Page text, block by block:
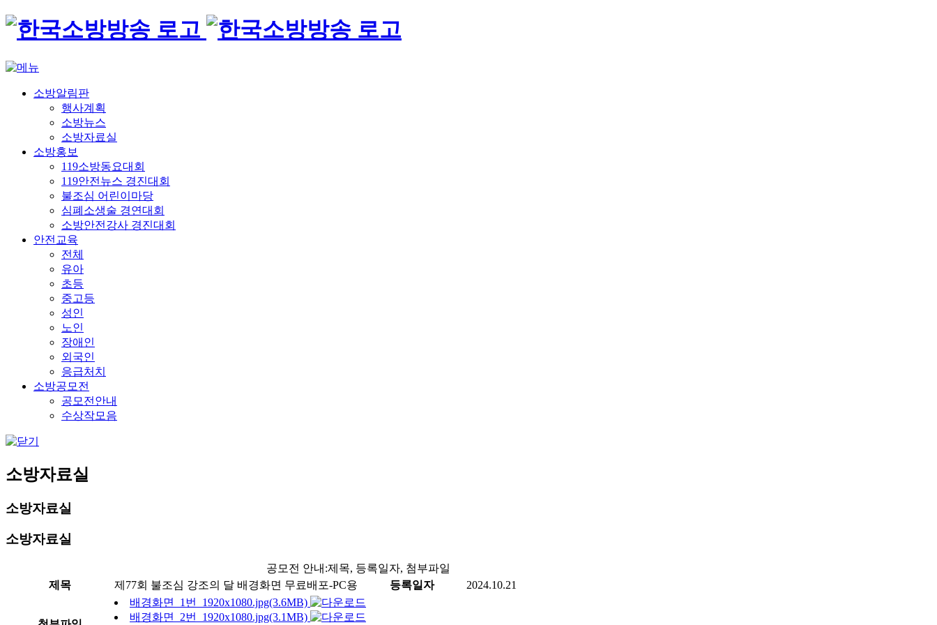
소방알림판
행사계획
소방뉴스
소방자료실
소방홍보
119소방동요대회
119안전뉴스 경진대회
불조심 어린이마당
심폐소생술 경연대회
소방안전강사 경진대회
안전교육
전체
유아
초등
중고등
성인
노인
장애인
외국인
응급처치
소방공모전
공모전안내
수상작모음
소방자료실
소방자료실
소방자료실
공모전 안내:제목, 등록일자, 첨부파일
제목
제77회 불조심 강조의 달 배경화면 무료배포-PC용 등록일자 2024.10.21
배경화면_1번_1920x1080.jpg(3.6MB)
배경화면_2번_1920x1080.jpg(3.1MB)